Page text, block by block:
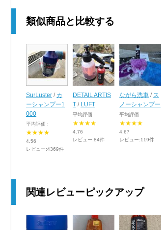
類似商品と比較する
SurLuster / カ
ーシャンプー1
000
平均評価 :
★★★★
4.56
レビュー:4369件
DETAIL ARTIS
T / LUFT
平均評価 :
★★★★
4.76
レビュー:84件
ながら洗車 / ス
ノーシャンプー
平均評価 :
★★★★
4.67
レビュー:119件
関連レビューピックアップ